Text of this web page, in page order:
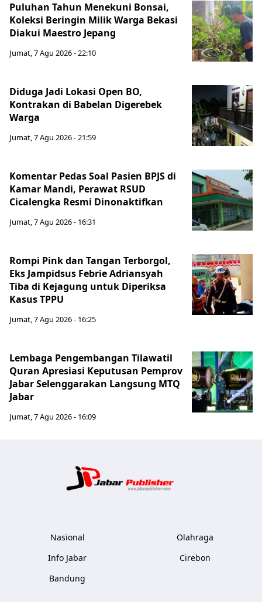
Puluhan Tahun Menekuni Bonsai,
Koleksi Beringin Milik Warga Bekasi
Diakui Maestro Jepang
Jumat, 7 Agu 2026 - 22:10
Diduga Jadi Lokasi Open BO,
Kontrakan di Babelan Digerebek
Warga
Jumat, 7 Agu 2026 - 21:59
Komentar Pedas Soal Pasien BPJS di
Kamar Mandi, Perawat RSUD
Cicalengka Resmi Dinonaktifkan
Jumat, 7 Agu 2026 - 16:31
Rompi Pink dan Tangan Terborgol,
Eks Jampidsus Febrie Adriansyah
Tiba di Kejagung untuk Diperiksa
Kasus TPPU
Jumat, 7 Agu 2026 - 16:25
Lembaga Pengembangan Tilawatil
Quran Apresiasi Keputusan Pemprov
Jabar Selenggarakan Langsung MTQ
Jabar
Jumat, 7 Agu 2026 - 16:09
Nasional
Info Jabar
Bandung
Olahraga
Cirebon